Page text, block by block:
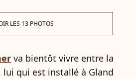
LES 13 PHOTOS
va bientôt vivre entre la
lui qui est installé à Gland